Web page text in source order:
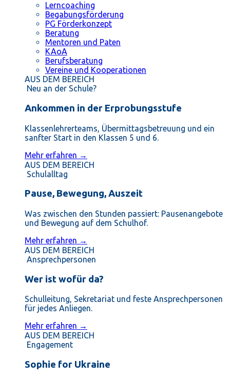
Lerncoaching
Begabungsförderung
PG Förderkonzept
Beratung
Mentoren und Paten
KAoA
Berufsberatung
Vereine und Kooperationen
AUS DEM BEREICH
Neu an der Schule?
Ankommen in der Erprobungsstufe
Klassenlehrerteams, Übermittagsbetreuung und ein
sanfter Start in den Klassen 5 und 6.
Mehr erfahren →
AUS DEM BEREICH
Schulalltag
Pause, Bewegung, Auszeit
Was zwischen den Stunden passiert: Pausenangebote
und Bewegung auf dem Schulhof.
Mehr erfahren →
AUS DEM BEREICH
Ansprechpersonen
Wer ist wofür da?
Schulleitung, Sekretariat und feste Ansprechpersonen
für jedes Anliegen.
Mehr erfahren →
AUS DEM BEREICH
Engagement
Sophie for Ukraine